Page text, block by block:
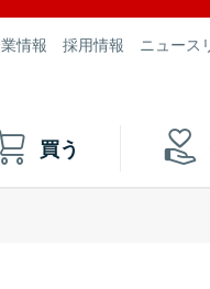
情報 採用情報 ニュース
買う